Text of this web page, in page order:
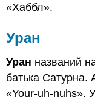
«Хаббл».
Уран
Уран названий
батька Сатурна.
«Your-uh-nuhs».